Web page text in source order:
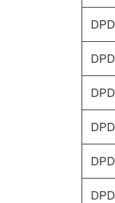
DPD
DPD
DPD
DPD
DPD
DPD